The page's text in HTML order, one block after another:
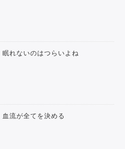
眠れないのはつらいよね
血流が全てを決める